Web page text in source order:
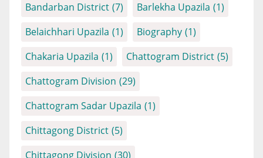
Bandarban District (7) Barlekha Upazila (1)
Belaichhari Upazila (1) Biography (1)
Chakaria Upazila (1) Chattogram District (5)
Chattogram Division (29)
Chattogram Sadar Upazila (1)
Chittagong District (5)
Chittagong Division (30)